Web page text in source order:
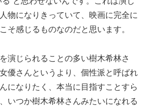
物になりきっていて、映画に完全に
そ感じるものなのだと思います。
演じられることの多い樹木希林さ
優さんというより、個性派と呼ばれ
になりたく、本当に目指すことすら
いつか樹木希林さんみたいになれる